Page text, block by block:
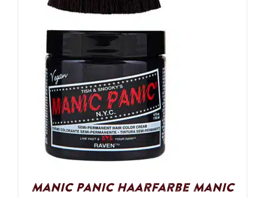
Manic Panic Haarfarbe Manic